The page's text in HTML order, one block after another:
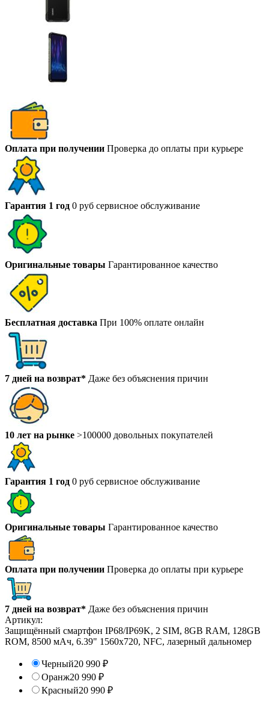
Оплата при получении Проверка до оплаты при курьере
Гарантия 1 год 0 руб сервисное обслуживание
Оригинальные товары Гарантированное качество
Бесплатная доставка При 100% оплате онлайн
7 дней на возврат* Даже без объяснения причин
10 лет на рынке >100000 довольных покупателей
Гарантия 1 год 0 руб сервисное обслуживание
Оригинальные товары Гарантированное качество
Оплата при получении Проверка до оплаты при курьере
7 дней на возврат* Даже без объяснения причин
Артикул:
Защищённый смартфон IP68/IP69K, 2 SIM, 8GB RAM, 128GB
ROM, 8500 мАч, 6.39" 1560х720, NFC, лазерный дальномер
Черный20 990 ₽
Оранж20 990 ₽
Красный20 990 ₽